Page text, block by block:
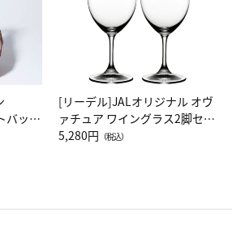
バッグ
）ス
[リーデル]JALオリジナル オヴ
ァチュア ワイングラス2脚セッ
ト（レッドワイン）
5,280円 （税込）